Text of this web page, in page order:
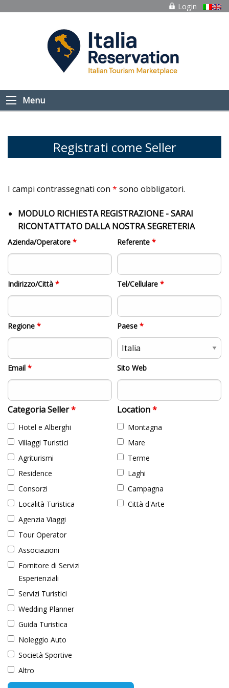
Login
Menu
Registrati come Seller
I campi contrassegnati con * sono obbligatori.
MODULO RICHIESTA REGISTRAZIONE - SARAI
RICONTATTATO DALLA NOSTRA SEGRETERIA
Azienda/Operatore * Referente*
Indirizzo/Città * Tel/Cellulare*
Regione * Paese*
Email * Sito Web
Categoria Seller*
Hotel e Alberghi
Villaggi Turistici
Agriturismi
Residence
Consorzi
Località Turistica
Agenzia Viaggi
Tour Operator
Associazioni
Fornitore di Servizi
Esperienziali
Servizi Turistici
Wedding Planner
Guida Turistica
Noleggio Auto
Società Sportive
Altro
Location*
Montagna
Mare
Terme
Laghi
Campagna
Città d'Arte